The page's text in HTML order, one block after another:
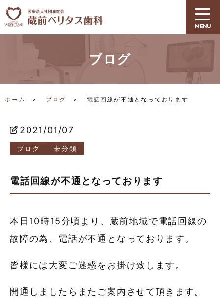
ブログ
ホーム ブログ 電話回線が不通となっております
2021/01/07
ブログ 未分類
電話回線が不通となっております
本日10時15分頃より、蔵前地域で電話回線の
故障の為、電話が不通となっております。
皆様には大変ご迷惑をお掛け致します。
開通しましたらまたご案内させて頂きます。